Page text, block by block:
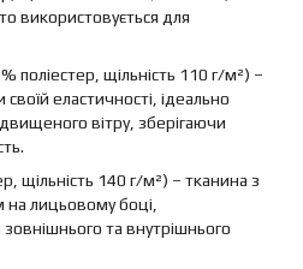
використовується для
поліестер, щільність 110 г/м²) –
еластичності, ідеально
вітру, зберігаючи
щільність 140 г/м²) – тканина з
лицьовому боці,
та внутрішнього